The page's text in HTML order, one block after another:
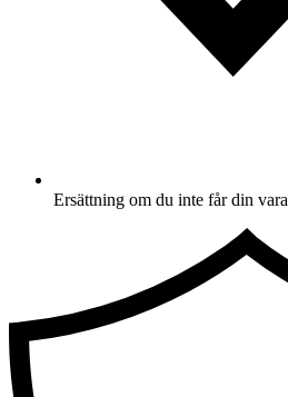
Ersättning om du inte får din vara